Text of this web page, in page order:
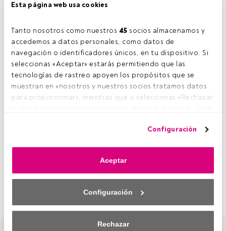
Esta página web usa cookies
Tanto nosotros como nuestros 45 socios almacenamos y
accedemos a datos personales, como datos de
navegación o identificadores únicos, en tu dispositivo. Si
seleccionas «Aceptar» estarás permitiendo que las
tecnologías de rastreo apoyen los propósitos que se
muestran en «nosotros y nuestros socios tratamos datos
para proporcionar», mientras que si seleccionas «Rechazar
anuncios que ves podrían dejar de ser relevantes para ti.
momento haciendo clic en el enlace «Preferencias de
privacidad» que aparece en la parte inferior de la página
la izquierda de la página web). Tus opciones tendrán
saber más, consulta nuestra política de privacidad.
Configuración
Aceptar
Configuración
Rechazar
organiza un
se discutirá la nueva regulación SFDR
sobre divulgación, medida adoptada por la Comisión
Europea sobre finanzas sostenibles que busca suministrar
ofrecidas por Amundi en ETFpara apoyar sus inversiones
Este es un artículo exclusivo para los usuarios registrados